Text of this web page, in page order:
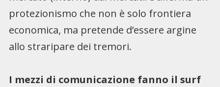
protezionismo che non è solo frontiera
economica, ma pretende d’essere argine
allo straripare dei tremori.
I mezzi di comunicazione fanno il surf